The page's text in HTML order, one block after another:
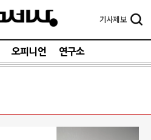
기사제보
오피니언 연구소